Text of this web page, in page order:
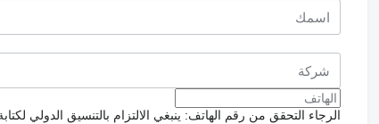
الرجاء التحقق من رقم الهاتف: ينبغي الالتزام بالتنسيق الدولي